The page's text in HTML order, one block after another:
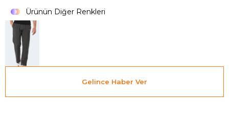
Ürünün Diğer Renkleri
Gelince Haber Ver